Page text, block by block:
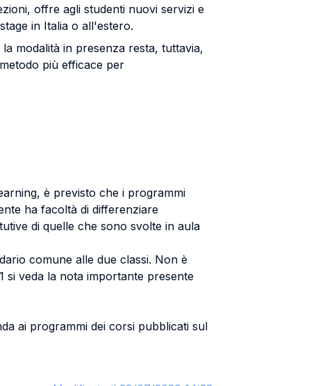
offre agli studenti nuovi servizi e
in Italia o all'estero.
modalità in presenza resta, tuttavia,
più efficace per
è previsto che i programmi
ha facoltà di differenziare
di quelle che sono svolte in aula
comune alle due classi. Non è
si veda la nota importante presente
ai programmi dei corsi pubblicati sul